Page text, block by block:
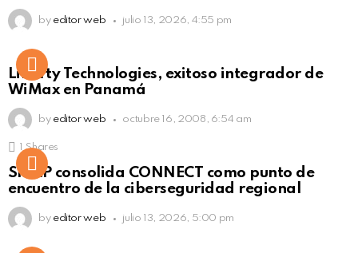
by editor web julio 13, 2026, 4:55 pm
Liberty Technologies, exitoso integrador de
WiMax en Panamá
by editor web octubre 16, 2008, 6:54 am
Click to view this post
Shares
SISAP consolida CONNECT como punto de
encuentro de la ciberseguridad regional
by editor web julio 13, 2026, 5:00 pm